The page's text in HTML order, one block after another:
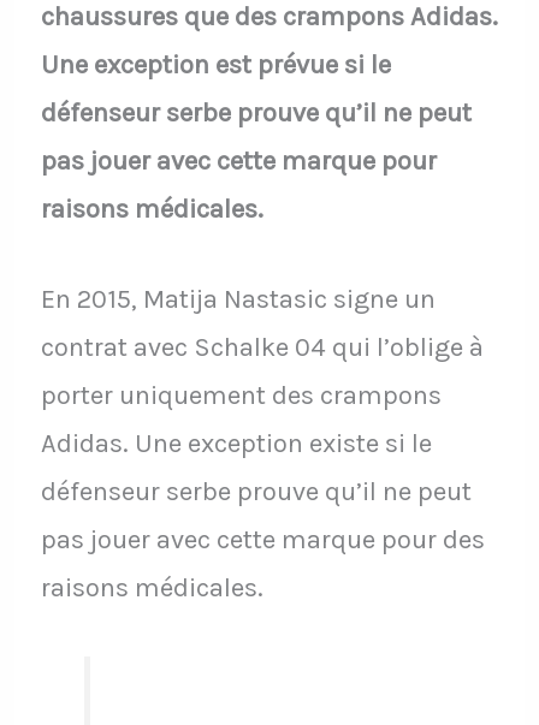
chaussures que des crampons Adidas.
Une exception est prévue si le
défenseur serbe prouve qu’il ne peut
pas jouer avec cette marque pour
raisons médicales.
En 2015, Matija Nastasic signe un
contrat avec Schalke 04 qui l’oblige à
porter uniquement des crampons
Adidas. Une exception existe si le
défenseur serbe prouve qu’il ne peut
pas jouer avec cette marque pour des
raisons médicales.